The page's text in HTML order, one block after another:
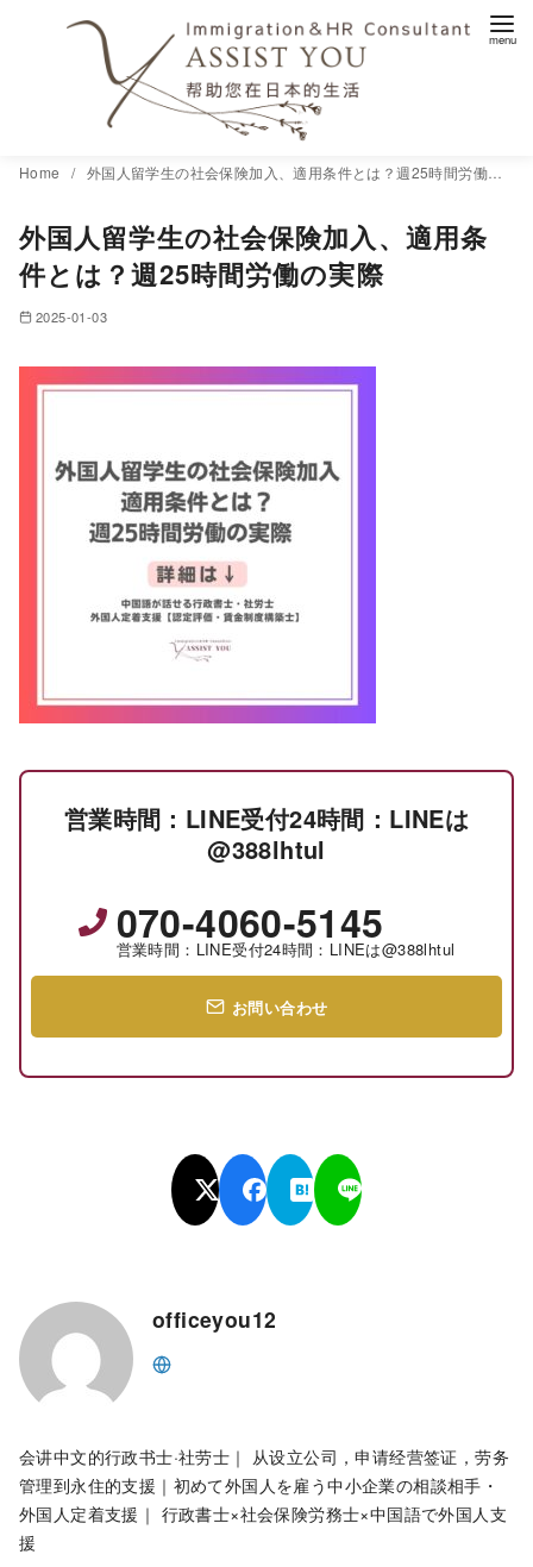
Home 外国人留学生の社会保険加入、適用条件とは？週25時間労働の実際
外国人留学生の社会保険加入、適用条
件とは？週25時間労働の実際
2025-01-03
営業時間：LINE受付24時間：LINEは
@388lhtul
070-4060-5145
営業時間：LINE受付24時間：LINEは@388lhtul
お問い合わせ
officeyou12
会讲中文的行政书士·社劳士｜ 从设立公司，申请经营签证，劳务
管理到永住的支援｜初めて外国人を雇う中小企業の相談相手・
外国人定着支援｜ 行政書士×社会保険労務士×中国語で外国人支
援